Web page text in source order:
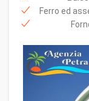
Ferro ed